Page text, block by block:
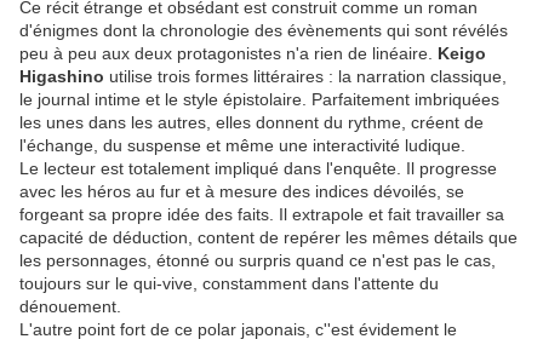
Ce récit étrange et obsédant est construit comme un roman
d'énigmes dont la chronologie des évènements qui sont révélés
peu à peu aux deux protagonistes n'a rien de linéaire. Keigo
Higashino utilise trois formes littéraires : la narration classique,
le journal intime et le style épistolaire. Parfaitement imbriquées
les unes dans les autres, elles donnent du rythme, créent de
l'échange, du suspense et même une interactivité ludique.
Le lecteur est totalement impliqué dans l'enquête. Il progresse
avec les héros au fur et à mesure des indices dévoilés, se
forgeant sa propre idée des faits. Il extrapole et fait travailler sa
capacité de déduction, content de repérer les mêmes détails que
les personnages, étonné ou surpris quand ce n'est pas le cas,
toujours sur le qui-vive, constamment dans l'attente du
dénouement.
L'autre point fort de ce polar japonais, c''est évidement le